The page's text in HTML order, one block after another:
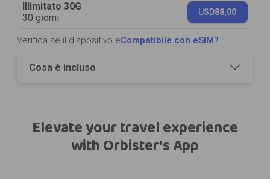
Illimitato 30G
30 giorni
USD88,00
Verifica se il dispositivo èCompatibile con eSIM?
Cosa è incluso
Elevate your travel experience
with Orbister's App